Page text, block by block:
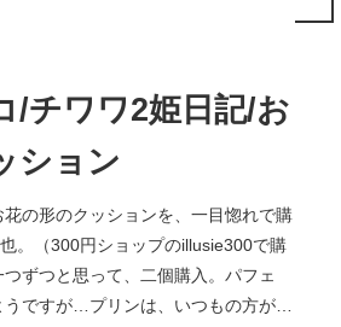
/チワワ2姫日記/お
ション
の形のクッションを、一目惚れで購
。（300円ショップのillusie300で購
ずつと思って、二個購入。パフェ
うですが…プリンは、いつもの方がよ